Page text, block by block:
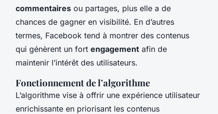
commentaires ou partages, plus elle a de
chances de gagner en visibilité. En d’autres
termes, Facebook tend à montrer des contenus
qui génèrent un fort engagement afin de
maintenir l’intérêt des utilisateurs.
Fonctionnement de l’algorithme
L’algorithme vise à offrir une expérience utilisateur
enrichissante en priorisant les contenus